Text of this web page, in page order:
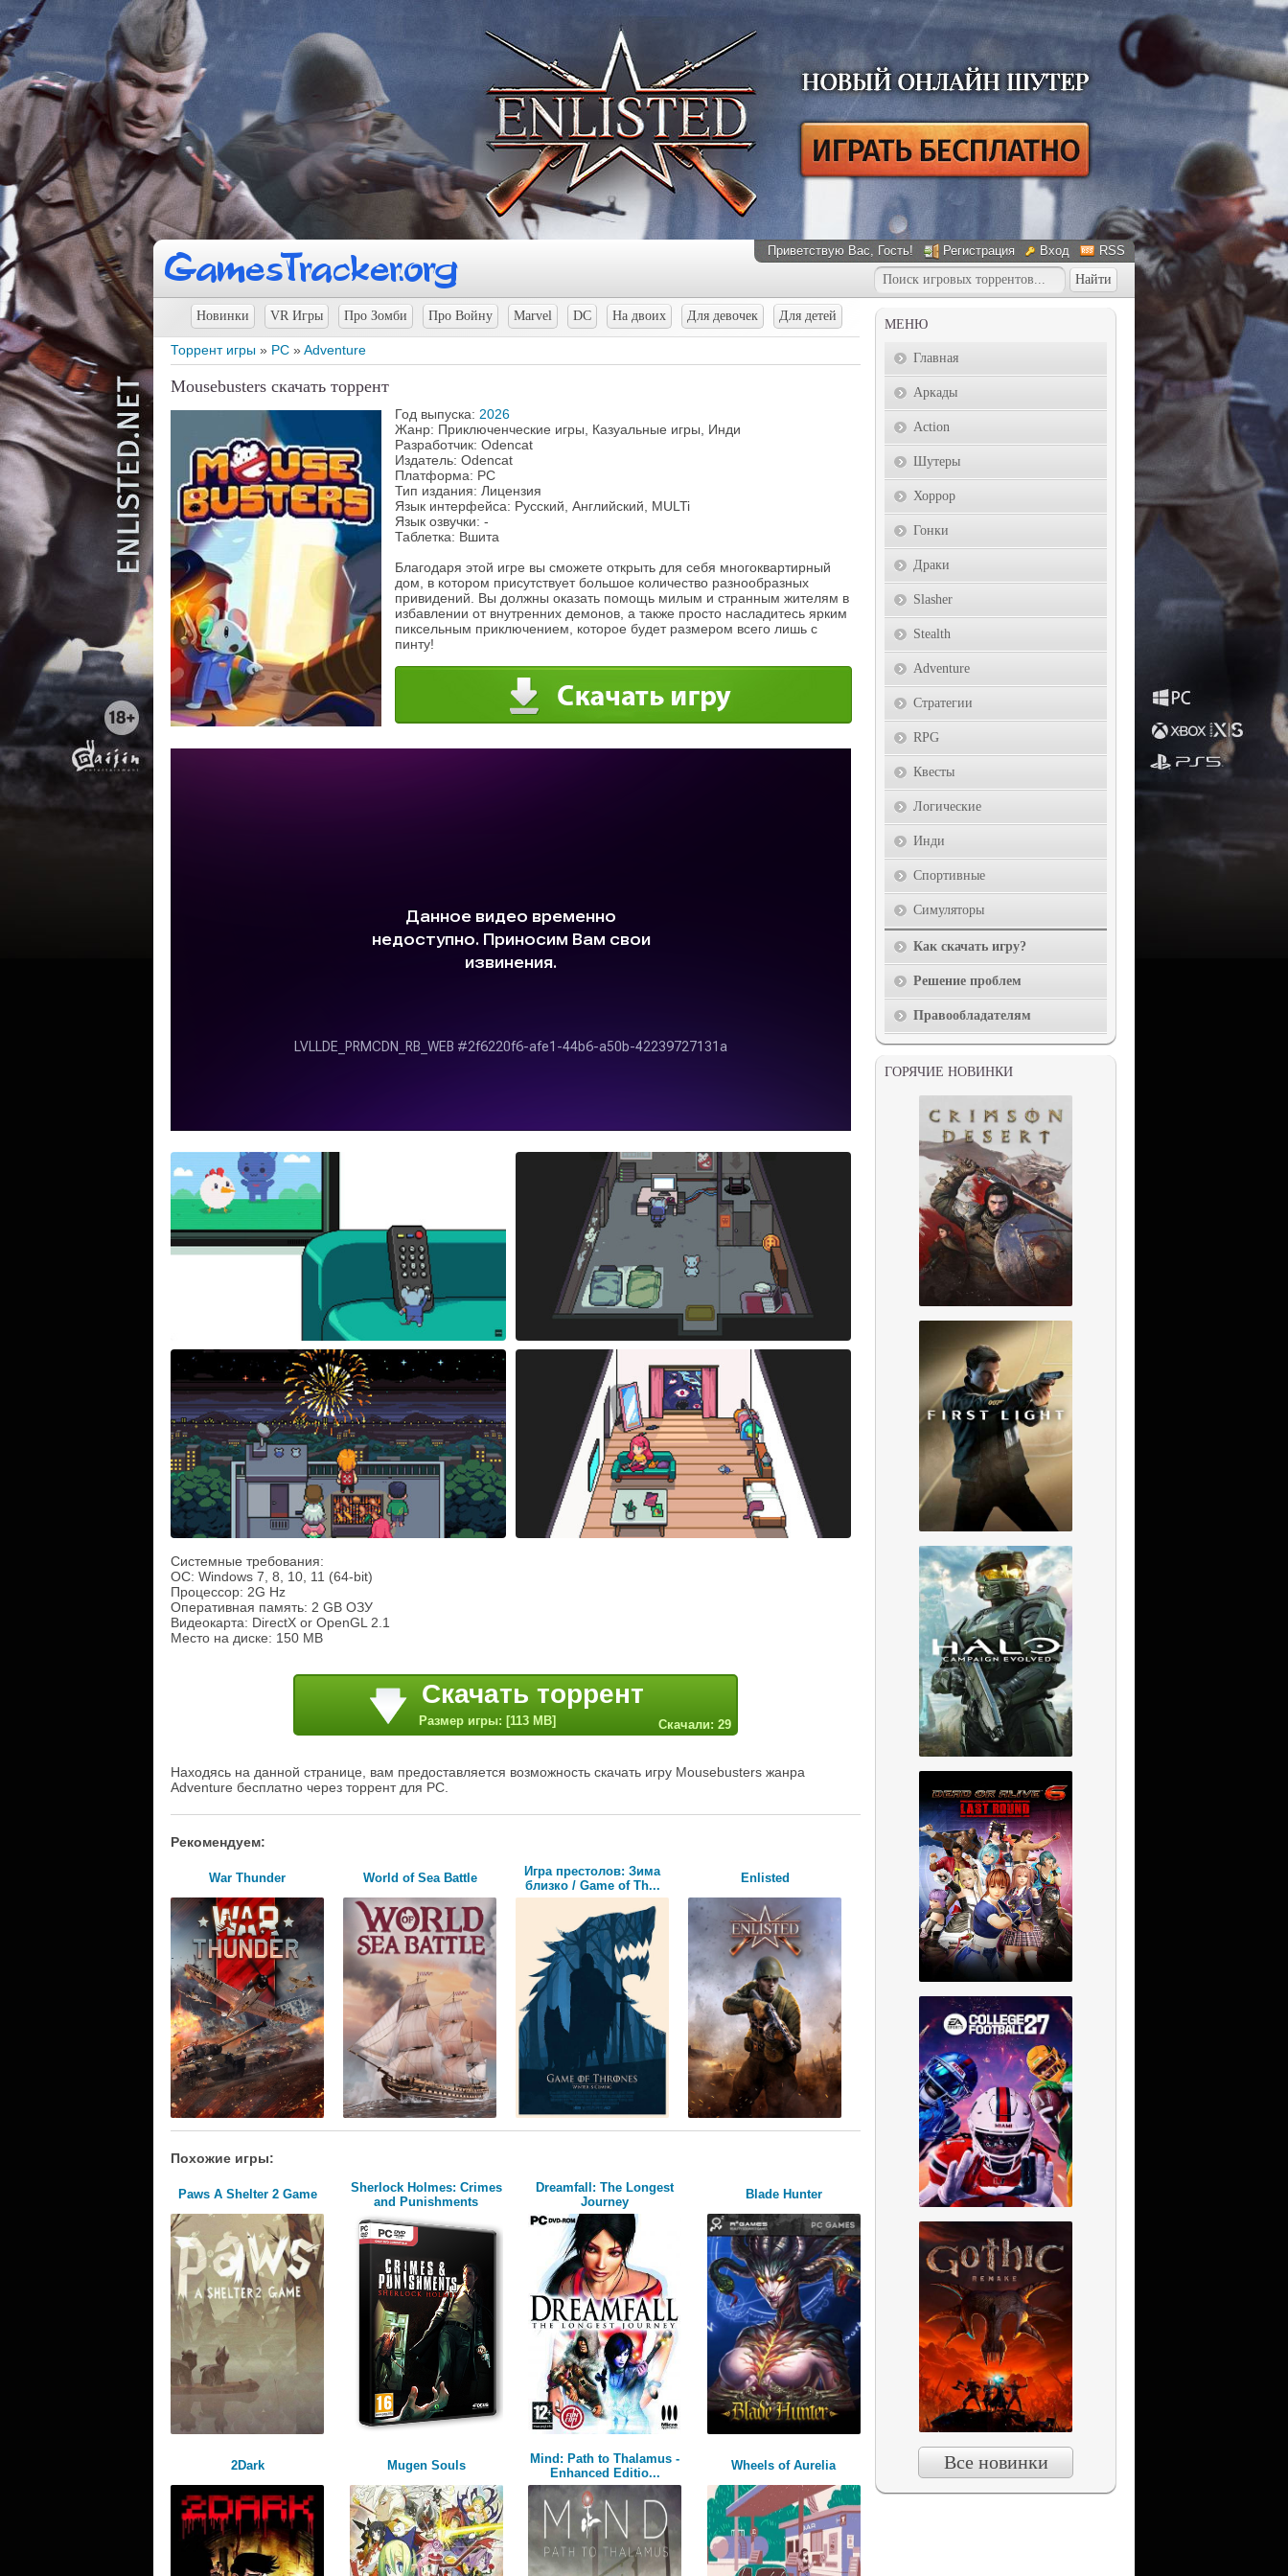
Приветствую Вас, Гость! Регистрация Вход RSS
Новинки VR Игры Про Зомби Про Войну Marvel DC На двоих Для девочек Для детей
Торрент игры » PC »Adventure
Mousebusters скачать торрент
Год выпуска: 2026
Жанр: Приключенческие игры, Казуальные игры, Инди
Разработчик: Odencat
Издатель: Odencat
Платформа: PC
Тип издания: Лицензия
Язык интерфейса: Русский, Английский, MULTi
Язык озвучки: -
Таблетка: Вшита
Благодаря этой игре вы сможете открыть для себя многоквартирный
дом, в котором присутствует большое количество разнообразных
привидений. Вы должны оказать помощь милым и странным жителям в
избавлении от внутренних демонов, а также просто насладитесь ярким
пиксельным приключением, которое будет размером всего лишь с
пинту!
Системные требования:
ОС: Windows 7, 8, 10, 11 (64-bit)
Процессор: 2G Hz
Оперативная память: 2 GB ОЗУ
Видеокарта: DirectX or OpenGL 2.1
Место на диске: 150 MB
Скачать торрент
Размер игры: [113 MB] Скачали: 29
Находясь на данной странице, вам предоставляется возможность скачать игру Mousebusters жанра
Adventure бесплатно через торрент для PC.
Рекомендуем:
War Thunder World of Sea Battle
Игра престолов: Зима
близко / Game of Th...
Enlisted
Похожие игры:
Paws A Shelter 2 Game
Sherlock Holmes: Crimes
and Punishments
Dreamfall: The Longest
Journey
Blade Hunter
2Dark Mugen Souls
Mind: Path to Thalamus -
Enhanced Editio...
Wheels of Aurelia
МЕНЮ
Главная
Аркады
Action
Шутеры
Хоррор
Гонки
Драки
Slasher
Stealth
Adventure
Стратегии
RPG
Квесты
Логические
Инди
Спортивные
Симуляторы
Как скачать игру?
Решение проблем
Правообладателям
ГОРЯЧИЕ НОВИНКИ
Все новинки